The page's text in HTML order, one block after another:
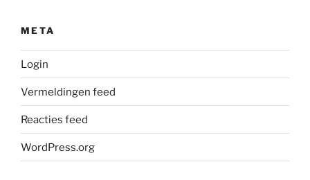
META
Login
Vermeldingen feed
Reacties feed
WordPress.org